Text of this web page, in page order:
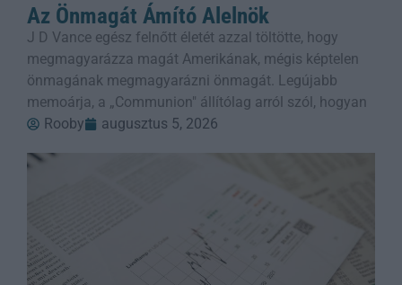
Az Önmagát Ámító Alelnök
J D Vance egész felnőtt életét azzal töltötte, hogy
megmagyarázza magát Amerikának, mégis képtelen
önmagának megmagyarázni önmagát. Legújabb
memoárja, a „Communion" állítólag arról szól, hogyan
Rooby
augusztus 5, 2026